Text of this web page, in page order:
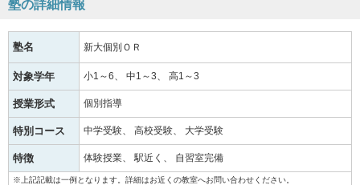
塾の詳細情報
塾名 新大個別ＯＲ
対象学年 小1～6 中1～3 高1～3
授業形式 個別指導
特別コース 中学受験 高校受験 大学受験
特徴 体験授業 駅近く 自習室完備
※上記記載は一例となります。詳細はお近くの教室へお問い合わせください。